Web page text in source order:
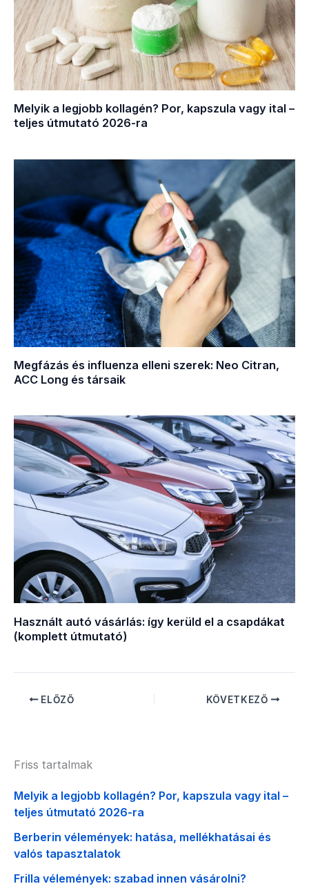
Melyik a legjobb kollagén? Por, kapszula vagy ital –
teljes útmutató 2026-ra
Megfázás és influenza elleni szerek: Neo Citran,
ACC Long és társaik
Használt autó vásárlás: így kerüld el a csapdákat
(komplett útmutató)
ELŐZŐ KÖVETKEZŐ
Friss tartalmak
Melyik a legjobb kollagén? Por, kapszula vagy ital –
teljes útmutató 2026-ra
Berberin vélemények: hatása, mellékhatásai és
valós tapasztalatok
Frilla vélemények: szabad innen vásárolni?